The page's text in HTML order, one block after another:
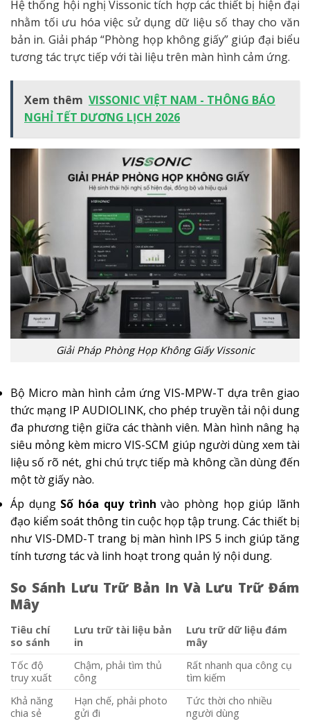
Hệ thống hội nghị Vissonic tích hợp các thiết bị hiện đại
nhằm tối ưu hóa việc sử dụng dữ liệu số thay cho văn
bản in. Giải pháp “Phòng họp không giấy” giúp đại biểu
tương tác trực tiếp với tài liệu trên màn hình cảm ứng.
Xem thêm VISSONIC VIỆT NAM - THÔNG BÁO
NGHỈ TẾT DƯƠNG LỊCH 2026
Giải Pháp Phòng Họp Không Giấy Vissonic
Bộ Micro màn hình cảm ứng VIS-MPW-T dựa trên giao
thức mạng IP AUDIOLINK, cho phép truyền tải nội dung
đa phương tiện giữa các thành viên. Màn hình nâng hạ
siêu mỏng kèm micro VIS-SCM giúp người dùng xem tài
liệu số rõ nét, ghi chú trực tiếp mà không cần dùng đến
một tờ giấy nào.
Áp dụng Số hóa quy trình vào phòng họp giúp lãnh
đạo kiểm soát thông tin cuộc họp tập trung. Các thiết bị
như VIS-DMD-T trang bị màn hình IPS 5 inch giúp tăng
tính tương tác và linh hoạt trong quản lý nội dung.
So Sánh Lưu Trữ Bản In Và Lưu Trữ Đám
Mây
Tiêu chí
so sánh
Lưu trữ tài liệu bản
in
Lưu trữ dữ liệu đám
mây
Tốc độ
truy xuất
Chậm, phải tìm thủ
công
Rất nhanh qua công cụ
tìm kiếm
Khả năng
chia sẻ
Hạn chế, phải photo
gửi đi
Tức thời cho nhiều
người dùng